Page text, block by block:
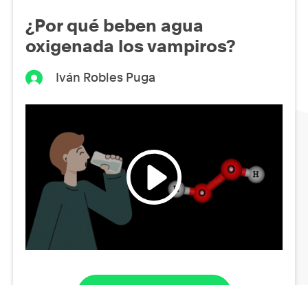
¿Por qué beben agua
oxigenada los vampiros?
Iván Robles Puga